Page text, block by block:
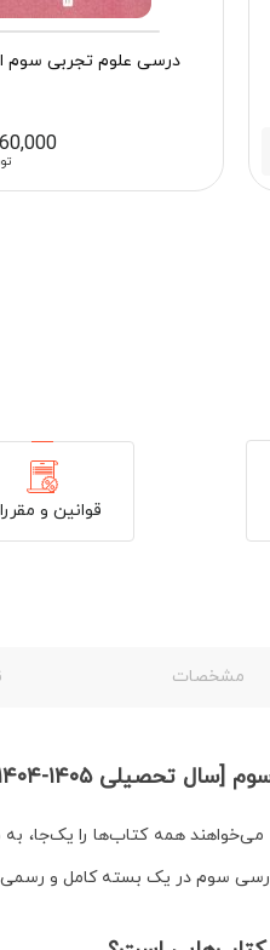
درسی علوم تجربی سوم
قوانین و
مشخصات
تحصیلی ۱۴۰۵-۱۴۰۴]
می‌خواهند همه کتاب‌ها را یک‌جا،
سوم در یک بسته کامل و رسمی